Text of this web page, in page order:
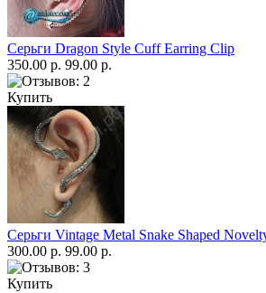
Серьги Dragon Style Cuff Earring Clip
350.00 р. 99.00 р.
Купить
Серьги Vintage Metal Snake Shaped
300.00 р. 99.00 р.
Купить